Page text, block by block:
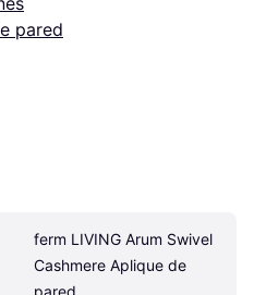
pared
ferm LIVING Arum Swivel
Cashmere Aplique de
pared